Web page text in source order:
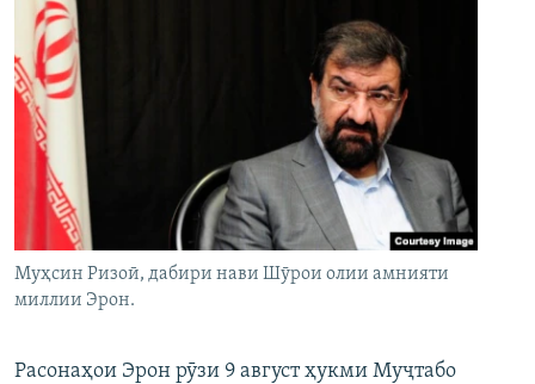
Муҳсин Ризоӣ, дабири нави Шӯрои олии амнияти
миллии Эрон.
Расонаҳои Эрон рӯзи 9 август ҳукми Муҷтабо